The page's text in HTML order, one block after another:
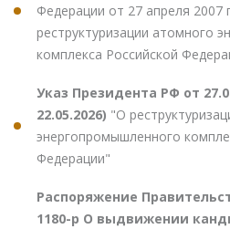
Федерации от 27 апреля 2007
реструктуризации атомного
комплекса Российской
Указ Президента РФ от
22.05.2026) "О
энергопромышленного
Федерации"
Распоряжение
1180-р О выдвижении